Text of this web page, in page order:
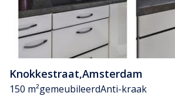
Knokkestraat,Amsterdam
150 m²gemeubileerdAnti-kraak